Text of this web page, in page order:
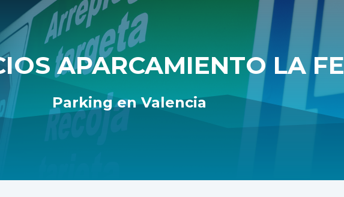
APARCAMIENTO LA FE
Parking en Valencia